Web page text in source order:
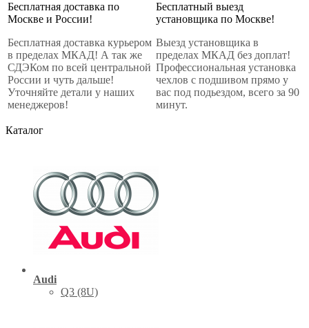
Бесплатная доставка по
Москве и России!
Бесплатная доставка курьером
в пределах МКАД! А так же
СДЭКом по всей центральной
России и чуть дальше!
Уточняйте детали у наших
менеджеров!
Бесплатный выезд
установщика по Москве!
Выезд установщика в
пределах МКАД без доплат!
Профессиональная установка
чехлов с подшивом прямо у
вас под подьездом, всего за 90
минут.
Каталог
Audi
Q3 (8U)